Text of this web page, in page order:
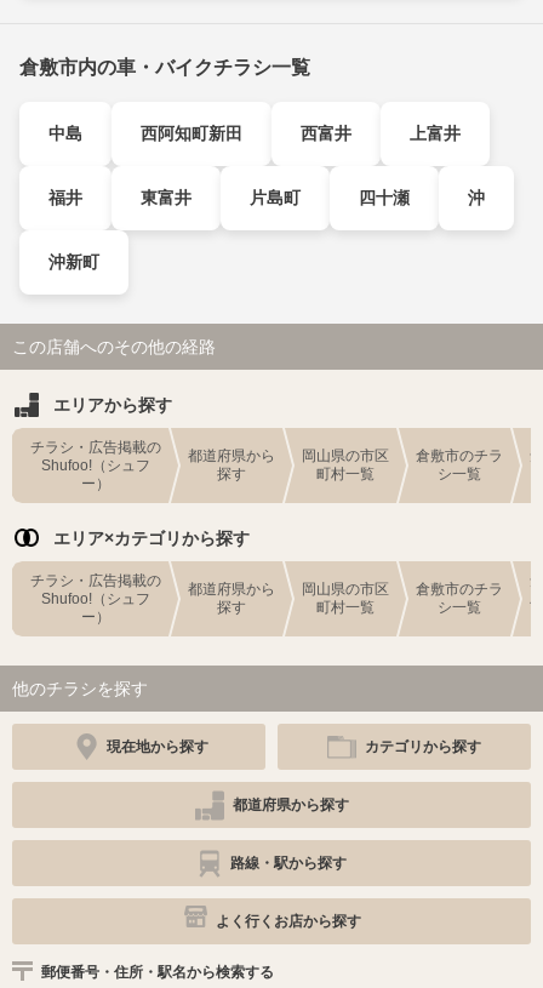
倉敷市内の車・バイクチラシ一覧
中島 西阿知町新田 西富井 上富井
福井 東富井 片島町 四十瀬 沖
沖新町
この店舗へのその他の経路
エリアから探す
チラシ・広告掲載の
Shufoo!（シュフ
ー）
都道府県から
探す
岡山県の市区
町村一覧
倉敷市のチラ
シ一覧
エリア×カテゴリから探す
チラシ・広告掲載の
Shufoo!（シュフ
ー）
都道府県から
探す
岡山県の市区
町村一覧
倉敷市のチラ
シ一覧
他のチラシを探す
現在地から探す カテゴリから探す
都道府県から探す
路線・駅から探す
よく行くお店から探す
郵便番号・住所・駅名から検索する